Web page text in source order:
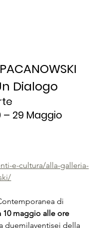
Dialogo
29 Maggio
e-cultura/alla-galleria-
di
10 maggio alle ore
duemilaventisei della